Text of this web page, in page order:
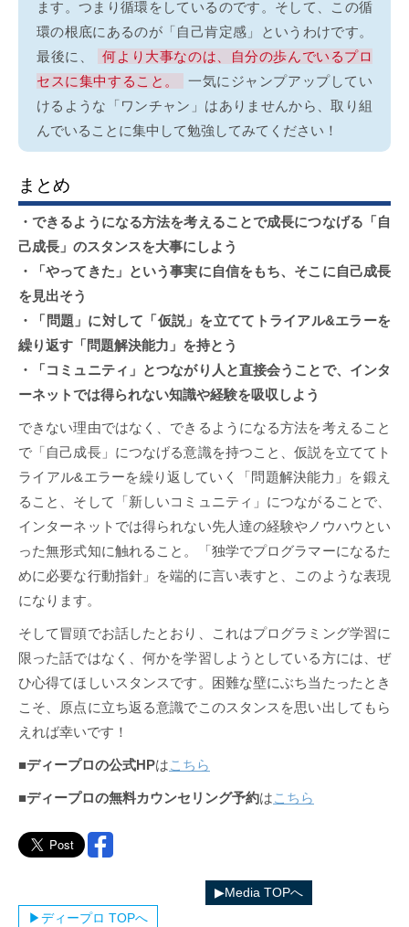
ます。つまり循環をしているのです。そして、この循
環の根底にあるのが「自己肯定感」というわけです。
最後に、
何より大事なのは、自分の歩んでいるプロ
セスに集中すること。
一気にジャンプアップしてい
けるような「ワンチャン」はありませんから、取り組
んでいることに集中して勉強してみてください！
まとめ
・できるようになる方法を考えることで成長につなげる「自
己成長」のスタンスを大事にしよう
・「やってきた」という事実に自信をもち、そこに自己成長
を見出そう
・「問題」に対して「仮説」を立ててトライアル&エラーを
繰り返す「問題解決能力」を持とう
・「コミュニティ」とつながり人と直接会うことで、インタ
ーネットでは得られない知識や経験を吸収しよう
できない理由ではなく、できるようになる方法を考えること
で「自己成長」につなげる意識を持つこと、仮説を立ててト
ライアル&エラーを繰り返していく「問題解決能力」を鍛え
ること、そして「新しいコミュニティ」につながることで、
インターネットでは得られない先人達の経験やノウハウとい
った無形式知に触れること。「独学でプログラマーになるた
めに必要な行動指針」を端的に言い表すと、このような表現
になります。
そして冒頭でお話したとおり、これはプログラミング学習に
限った話ではなく、何かを学習しようとしている方には、ぜ
ひ心得てほしいスタンスです。困難な壁にぶち当たったとき
こそ、原点に立ち返る意識でこのスタンスを思い出してもら
えれば幸いです！
■ディープロの公式HPはこちら
■ディープロの無料カウンセリング予約はこちら
▶︎Media TOPへ
▶︎ディープロ TOPへ